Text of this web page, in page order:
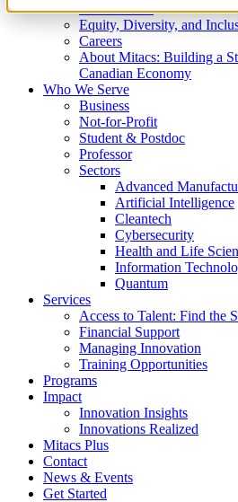
What We Do
Equity, Diversity, and
Careers
About Mitacs: Building a
Canadian Economy
Who We Serve
Business
Not-for-Profit
Student & Postdoc
Professor
Sectors
Advanced
Artificial Intelligence
Cleantech
Cybersecurity
Health and Life
Information
Quantum
Services
Access to Talent: Find the
Financial Support
Managing Innovation
Training Opportunities
Programs
Impact
Innovation Insights
Innovations Realized
Mitacs Plus
Contact
News & Events
Get Started